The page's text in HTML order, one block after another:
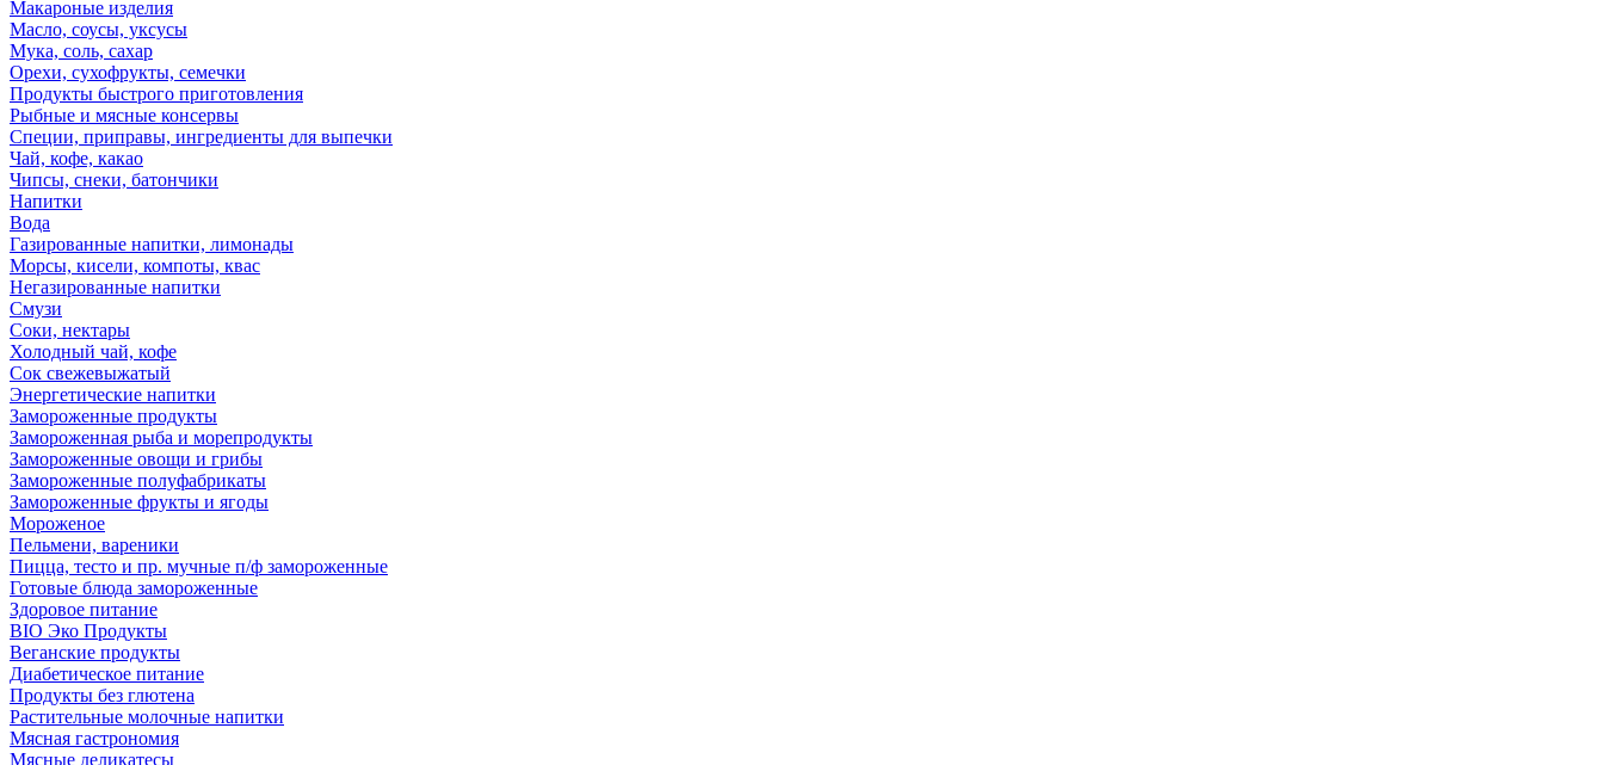
Макароные изделия
Масло, соусы, уксусы
Мука, соль, сахар
Орехи, сухофрукты, семечки
Продукты быстрого приготовления
Рыбные и мясные консервы
Специи, приправы, ингредиенты для выпечки
Чай, кофе, какао
Чипсы, снеки, батончики
Напитки
Вода
Газированные напитки, лимонады
Морсы, кисели, компоты, квас
Негазированные напитки
Смузи
Соки, нектары
Холодный чай, кофе
Сок свежевыжатый
Энергетические напитки
Замороженные продукты
Замороженная рыба и морепродукты
Замороженные овощи и грибы
Замороженные полуфабрикаты
Замороженные фрукты и ягоды
Мороженое
Пельмени, вареники
Пицца, тесто и пр. мучные п/ф замороженные
Готовые блюда замороженные
Здоровое питание
BIO Эко Продукты
Веганские продукты
Диабетическое питание
Продукты без глютена
Растительные молочные напитки
Мясная гастрономия
Мясные деликатесы